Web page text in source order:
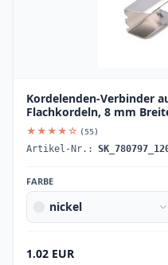
Kordelenden-Verbinder
Flachkordeln, 8 mm
★★★★☆ (55)
Artikel-Nr.:
FARBE
nickel
1.02 EUR